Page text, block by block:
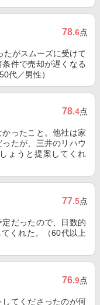
78.6点
たがスムーズに受けて
件で売却が遅くなる
代／男性）
78.4点
ったこと。他社は家
たが、三井のリハウ
ょうと提案してくれ
77.5点
だったので、日数的
くれた。（60代以上
76.9点
てくださったのが何